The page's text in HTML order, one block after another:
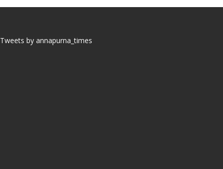
Tweets by annapurna_times